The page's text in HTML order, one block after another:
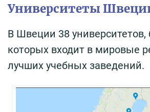
Университеты
В Швеции 38
которых входит в мировые
лучших учебных заведений.